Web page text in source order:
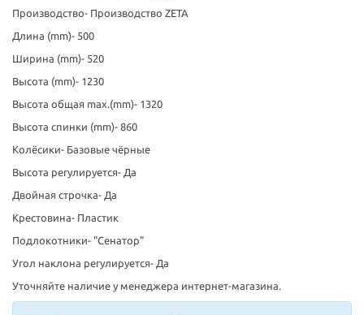
Производство- Производство ZETA
Длина (mm)- 500
Ширина (mm)- 520
Высота (mm)- 1230
Высота общая max.(mm)- 1320
Высота спинки (mm)- 860
Колёсики- Базовые чёрные
Высота регулируется- Да
Двойная строчка- Да
Крестовина- Пластик
Подлокотники- "Сенатор"
Угол наклона регулируется- Да
Уточняйте наличие у менеджера интернет-магазина.